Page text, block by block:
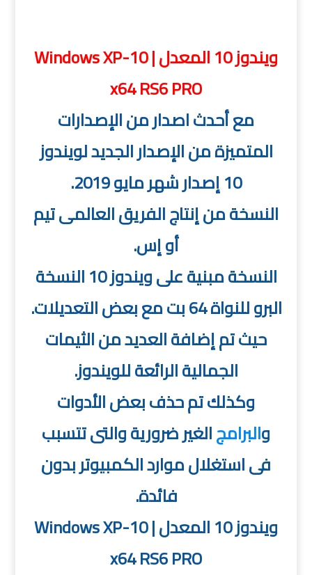
ويندوز 10 المعدل | Windows XP-10
x64 RS6 PRO
مع أحدث اصدار من الإصدارات
المتميزة من الإصدار الجديد لويندوز
10 إصدار شهر مايو 2019.
النسخة من إنتاج الفريق العالمى تيم
أو إس.
النسخة مبنية على ويندوز 10 النسخة
البرو للنواة 64 بت مع بعض التعديلات.
حيث تم إضافة العديد من الثيمات
الجمالية الرائعة للويندوز.
وكذلك تم حذف بعض الأدوات
والبرامجالغير ضرورية والتى تتسبب
فى استغلال موارد الكمبيوتر بدون
فائدة.
ويندوز 10 المعدل | Windows XP-10
x64 RS6 PRO